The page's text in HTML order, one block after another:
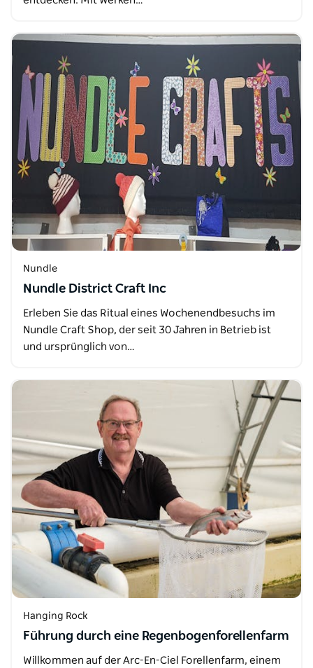
Nundle
Nundle District Craft Inc
Erleben Sie das Ritual eines Wochenendbesuchs im
Nundle Craft Shop, der seit 30 Jahren in Betrieb ist
und ursprünglich von…
Hanging Rock
Führung durch eine Regenbogenforellenfarm
Willkommen auf der Arc-En-Ciel Forellenfarm, einem